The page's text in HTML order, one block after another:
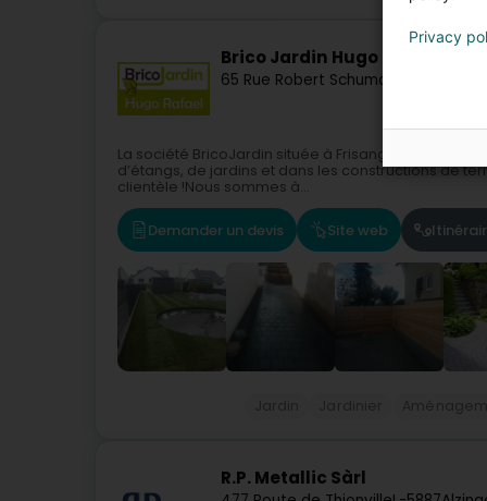
Brico Jardin Hugo Rafael
65 Rue Robert Schuman
La société BricoJardin située à Frisange est
d’étangs, de jardins et dans les constructions de
clientèle !Nous sommes à...
Demander un devis Site web
R.P. Metallic Sàrl
Privacy